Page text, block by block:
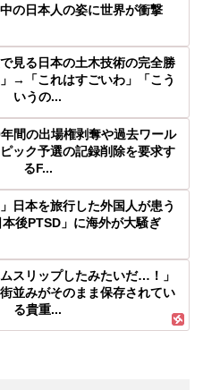
の日本人の姿に世界が衝撃
見る日本の土木技術の完全勝
→「これはすごいわ」「こう
いうの...
間の出場権剥奪や過去ワール
ック予選の記録削除を要求す
るF...
日本を旅行した外国人が患う
後PTSD」に海外が大騒ぎ
スリップしたみたいだ…！」
並みがそのまま保存されてい
る貴重...